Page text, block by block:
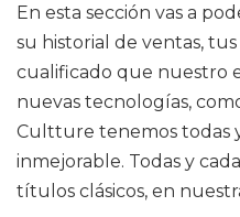
En esta sección vas a
su historial de ventas,
cualificado que nuestro
nuevas tecnologías,
Cultture tenemos todas
inmejorable. Todas y
títulos clásicos, en